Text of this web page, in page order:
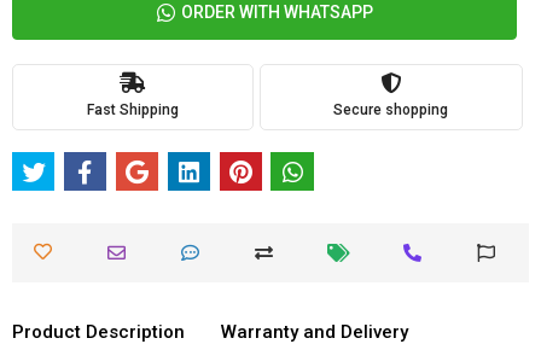
ORDER WITH WHATSAPP
Fast Shipping Secure shopping
Product Description Warranty and Delivery